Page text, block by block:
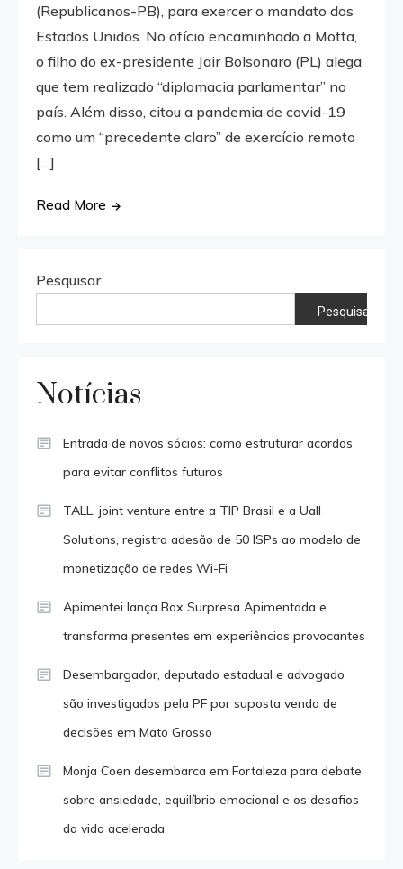
(Republicanos-PB), para exercer o mandato dos
Estados Unidos. No ofício encaminhado a Motta,
o filho do ex-presidente Jair Bolsonaro (PL) alega
que tem realizado “diplomacia parlamentar” no
país. Além disso, citou a pandemia de covid-19
como um “precedente claro” de exercício remoto
[…]
Read More
Pesquisar
Pesquisar
Notícias
Entrada de novos sócios: como estruturar acordos
para evitar conflitos futuros
TALL, joint venture entre a TIP Brasil e a Uall
Solutions, registra adesão de 50 ISPs ao modelo de
monetização de redes Wi-Fi
Apimentei lança Box Surpresa Apimentada e
transforma presentes em experiências provocantes
Desembargador, deputado estadual e advogado
são investigados pela PF por suposta venda de
decisões em Mato Grosso
Monja Coen desembarca em Fortaleza para debate
sobre ansiedade, equilíbrio emocional e os desafios
da vida acelerada